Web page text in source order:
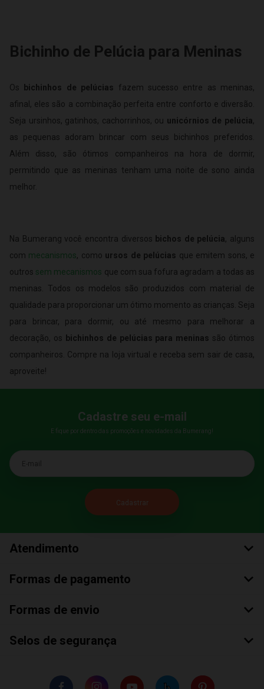
Bichinho de Pelúcia para Meninas
Os bichinhos de pelúcias fazem sucesso entre as meninas,
afinal, eles são a combinação perfeita entre conforto e diversão.
Seja ursinhos, gatinhos, cachorrinhos, ou unicórnios de pelúcia,
as pequenas adoram brincar com seus bichinhos preferidos.
Além disso, são ótimos companheiros na hora de dormir,
permitindo que as meninas tenham uma noite de sono ainda
melhor.
Na Bumerang você encontra diversos bichos de pelúcia, alguns
com mecanismos, como ursos de pelúcias que emitem sons, e
outros sem mecanismos que com sua fofura agradam a todas as
meninas. Todos os modelos são produzidos com material de
qualidade para proporcionar um ótimo momento as crianças. Seja
para brincar, para dormir, ou até mesmo para melhorar a
decoração, os bichinhos de pelúcias para meninas são ótimos
companheiros. Compre na loja virtual e receba sem sair de casa,
aproveite!
Cadastre seu e-mail
E fique por dentro das promoções e novidades da Bumerang!
E-mail
Atendimento
Formas de pagamento
Formas de envio
Selos de segurança